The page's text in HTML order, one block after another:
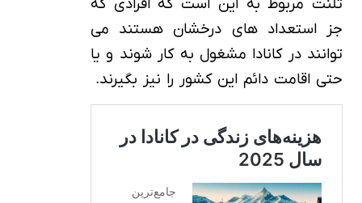
تلنت مربوط به این است که افرادی که
جز استعداد های درخشان هستند می
توانند در کانادا مشغول به کار شوند و یا
حتی اقامت دائم این کشور را نیز بگیرند.